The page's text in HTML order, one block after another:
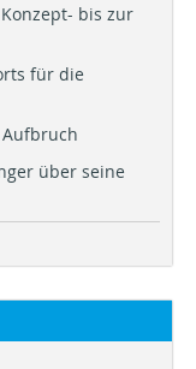
bis zur
für die
Aufbruch
über seine